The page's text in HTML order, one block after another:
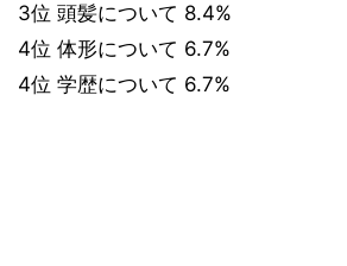
3位 頭髪について 8.4%
4位 体形について 6.7%
4位 学歴について 6.7%